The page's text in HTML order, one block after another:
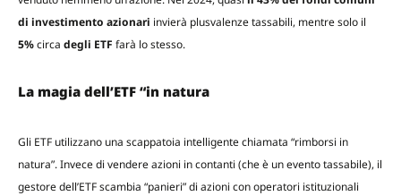
di investimento azionari invierà plusvalenze tassabili, mentre solo il
5%circa degli ETF farà lo stesso.
La magia dell’ETF “in natura
Gli ETF utilizzano una scappatoia intelligente chiamata “rimborsi in
natura”. Invece di vendere azioni in contanti (che è un evento tassabile), il
gestore dell’ETF scambia “panieri” di azioni con operatori istituzionali